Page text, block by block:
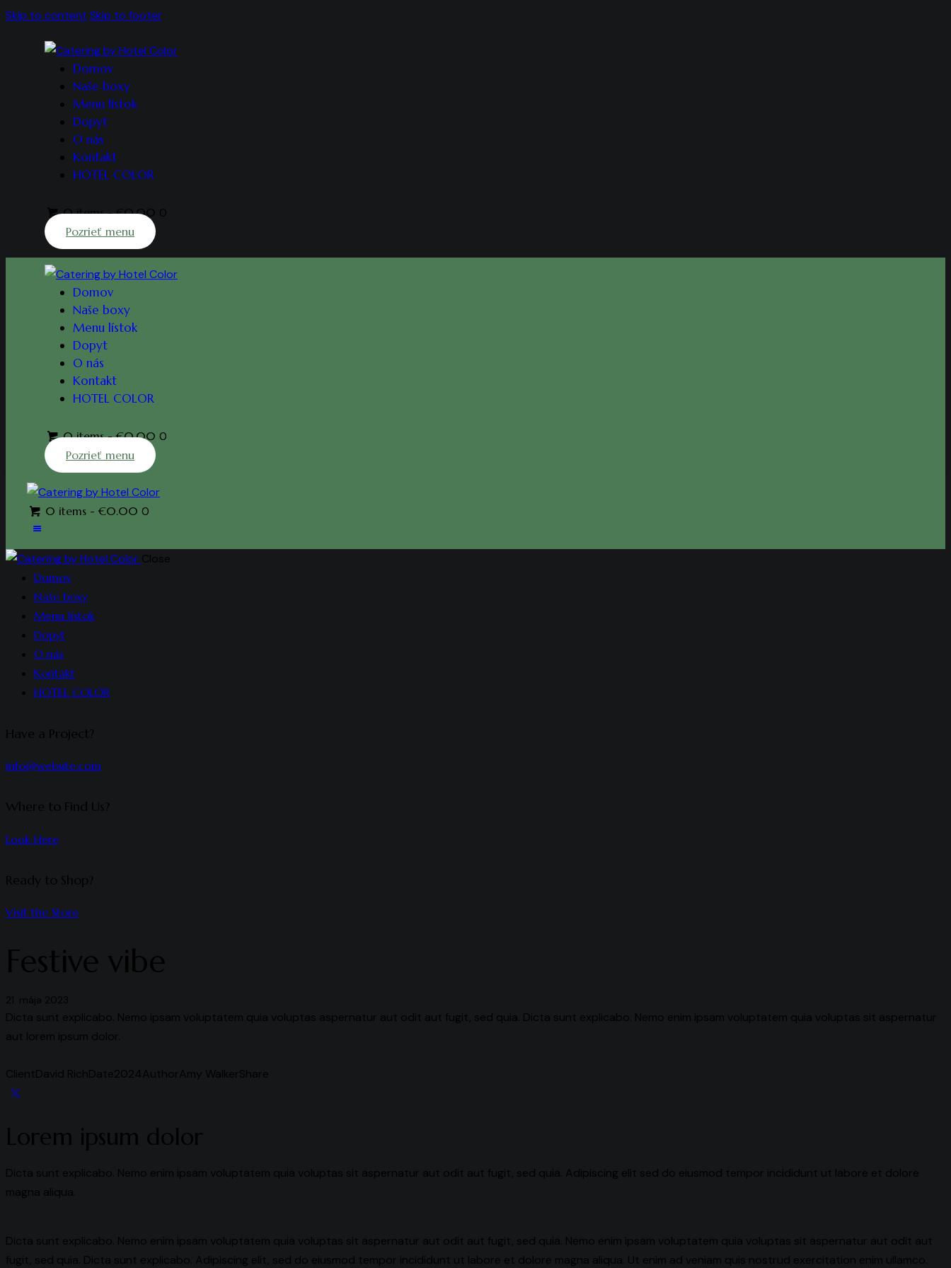
Skip to content Skip to footer
Domov
Naše boxy
Menu lístok
Dopyt
O nás
Kontakt
HOTEL COLOR
0 items - €0.00 0
Pozrieť menu
Domov
Naše boxy
Menu lístok
Dopyt
O nás
Kontakt
HOTEL COLOR
0 items - €0.00 0
Pozrieť menu
0 items - €0.00 0
Close
Domov
Naše boxy
Menu lístok
Dopyt
O nás
Kontakt
HOTEL COLOR
Have a Project?
info@website.com
Where to Find Us?
Look Here
Ready to Shop?
Visit the Store
Festive vibe
21. mája 2023
Dicta sunt explicabo. Nemo ipsam voluptatem quia voluptas aspernatur aut odit aut fugit, sed quia. Dicta sunt explicabo. Nemo enim ipsam voluptatem quia voluptas sit aspernatur
aut lorem ipsum dolor.
ClientDavid RichDate2024Author Amy Walker Share
Twitter
to
clipboard
Lorem ipsum dolor
Dicta sunt explicabo. Nemo enim ipsam voluptatem quia voluptas sit aspernatur aut odit aut fugit, sed quia. Adipiscing elit sed do eiusmod tempor incididunt ut labore et dolore
magna aliqua.
Dicta sunt explicabo. Nemo enim ipsam voluptatem quia voluptas sit aspernatur aut odit aut fugit, sed quia. Nemo enim ipsam voluptatem quia voluptas sit aspernatur aut odit aut
fugit, sed quia. Dicta sunt explicabo. Adipiscing elit, sed do eiusmod tempor incididunt ut labore et dolore magna aliqua. Ut enim ad veniam quis nostrud exercitation enim ullamco.